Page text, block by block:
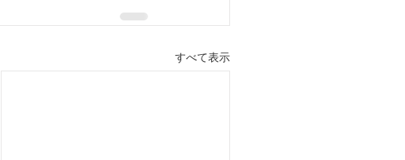
すべて表示